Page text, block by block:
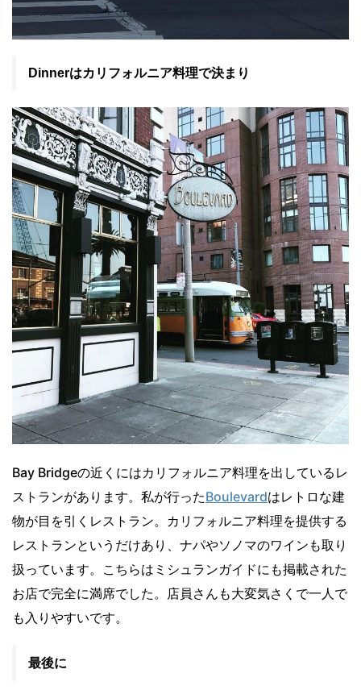
Dinnerはカリフォルニア料理で決まり
Bay Bridgeの近くにはカリフォルニア料理を出しているレ
ストランがあります。私が行ったBoulevardはレトロな建
物が目を引くレストラン。カリフォルニア料理を提供する
レストランというだけあり、ナパやソノマのワインも取り
扱っています。こちらはミシュランガイドにも掲載された
お店で完全に満席でした。店員さんも大変気さくで一人で
も入りやすいです。
最後に